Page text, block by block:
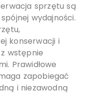
sprzętu są
wydajności.
konserwacji i
wstępnie
Prawidłowe
zapobiegać
i niezawodną